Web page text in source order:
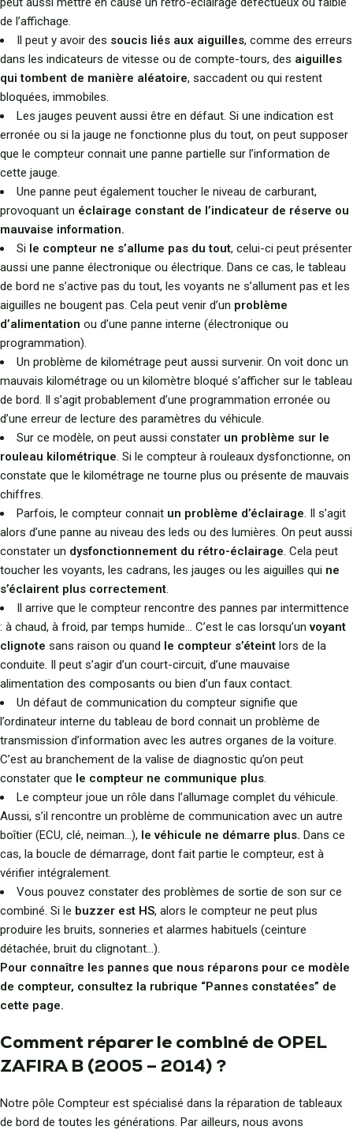
de l’affichage.
Il peut y avoir des soucis liés aux aiguilles, comme des erreurs
dans les indicateurs de vitesse ou de compte-tours, des aiguilles
qui tombent de manière aléatoire, saccadent ou qui restent
bloquées, immobiles.
Les jauges peuvent aussi être en défaut. Si une indication est
erronée ou si la jauge ne fonctionne plus du tout, on peut supposer
que le compteur connait une panne partielle sur l’information de
cette jauge.
Une panne peut également toucher le niveau de carburant,
provoquant un éclairage constant de l’indicateur de réserve ou
mauvaise information.
Si le compteur ne s’allume pas du tout, celui-ci peut présenter
aussi une panne électronique ou électrique. Dans ce cas, le tableau
de bord ne s’active pas du tout, les voyants ne s’allument pas et les
aiguilles ne bougent pas. Cela peut venir d’un problème
d’alimentation ou d’une panne interne (électronique ou
programmation).
Un problème de kilométrage peut aussi survenir. On voit donc un
mauvais kilométrage ou un kilomètre bloqué s’afficher sur le tableau
de bord. Il s’agit probablement d’une programmation erronée ou
d’une erreur de lecture des paramètres du véhicule.
Sur ce modèle, on peut aussi constater un problème sur le
rouleau kilométrique. Si le compteur à rouleaux dysfonctionne, on
constate que le kilométrage ne tourne plus ou présente de mauvais
chiffres.
Parfois, le compteur connait un problème d’éclairage. Il s’agit
alors d’une panne au niveau des leds ou des lumières. On peut aussi
constater un dysfonctionnement du rétro-éclairage. Cela peut
toucher les voyants, les cadrans, les jauges ou les aiguilles qui ne
s’éclairent plus correctement.
Il arrive que le compteur rencontre des pannes par intermittence
: à chaud, à froid, par temps humide… C’est le cas lorsqu’unvoyant
clignote sans raison ou quand le compteur s’éteint lors de la
conduite. Il peut s’agir d’un court-circuit, d’une mauvaise
alimentation des composants ou bien d’un faux contact.
Un défaut de communication du compteur signifie que
l’ordinateur interne du tableau de bord connait un problème de
transmission d’information avec les autres organes de la voiture.
C’est au branchement de la valise de diagnostic qu’on peut
constater que le compteur ne communique plus.
Le compteur joue un rôle dans l’allumage complet du véhicule.
Aussi, s’il rencontre un problème de communication avec un autre
boîtier (ECU, clé, neiman…), le véhicule ne démarre plus. Dans ce
cas, la boucle de démarrage, dont fait partie le compteur, est à
vérifier intégralement.
Vous pouvez constater des problèmes de sortie de son sur ce
combiné. Si le buzzer est HS, alors le compteur ne peut plus
produire les bruits, sonneries et alarmes habituels (ceinture
détachée, bruit du clignotant…).
Pour connaître les pannes que nous réparons pour ce modèle
de compteur, consultez la rubrique “Pannes constatées” de
cette page.
Comment réparer le combiné de OPEL
ZAFIRA B (2005 – 2014) ?
Notre pôle Compteur est spécialisé dans la réparation de tableaux
de bord de toutes les générations. Par ailleurs, nous avons